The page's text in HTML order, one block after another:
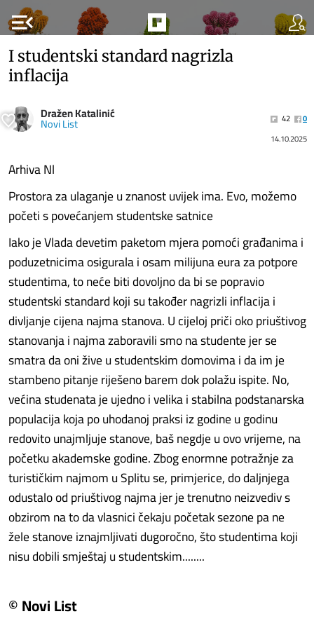
menu_open
I studentski standard nagrizla
inflacija
Dražen Katalinić
Novi List 42
0
14.10.2025
Arhiva Nl
Prostora za ulaganje u znanost uvijek ima. Evo, možemo
početi s povećanjem studentske satnice
Iako je Vlada devetim paketom mjera pomoći građanima i
poduzetnicima osigurala i osam milijuna eura za potpore
studentima, to neće biti dovoljno da bi se popravio
studentski standard koji su također nagrizli inflacija i
divljanje cijena najma stanova. U cijeloj priči oko priuštivog
stanovanja i najma zaboravili smo na studente jer se
smatra da oni žive u studentskim domovima i da im je
stambeno pitanje riješeno barem dok polažu ispite. No,
većina studenata je ujedno i velika i stabilna podstanarska
populacija koja po uhodanoj praksi iz godine u godinu
redovito unajmljuje stanove, baš negdje u ovo vrijeme, na
početku akademske godine. Zbog enormne potražnje za
turističkim najmom u Splitu se, primjerice, do daljnjega
odustalo od priuštivog najma jer je trenutno neizvediv s
obzirom na to da vlasnici čekaju početak sezone pa ne
žele stanove iznajmljivati dugoročno, što studentima koji
nisu dobili smještaj u studentskim........
© Novi List